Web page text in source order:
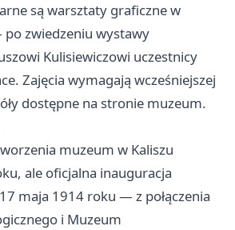
są warsztaty graficzne w
zwiedzeniu wystawy
Kulisiewiczowi uczestnicy
Zajęcia wymagają wcześniejszej
dostępne na stronie muzeum.
muzeum w Kaliszu
ale oficjalna inauguracja
maja 1914 roku — z połączenia
i Muzeum